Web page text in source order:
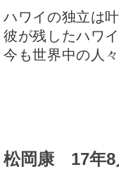
ハワイの独立は
彼が残したハワ
今も世界中の人
松岡康 17年8